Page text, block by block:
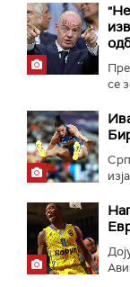
се